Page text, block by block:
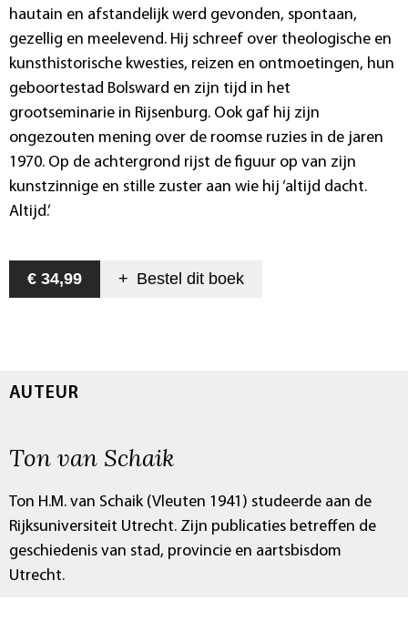
hautain en afstandelijk werd gevonden, spontaan,
gezellig en meelevend. Hij schreef over theologische en
kunsthistorische kwesties, reizen en ontmoetingen, hun
geboortestad Bolsward en zijn tijd in het
grootseminarie in Rijsenburg. Ook gaf hij zijn
ongezouten mening over de roomse ruzies in de jaren
1970. Op de achtergrond rijst de figuur op van zijn
kunstzinnige en stille zuster aan wie hij ‘altijd dacht.
Altijd.’
€ 34,99 + Bestel dit boek
AUTEUR
Ton van Schaik
Ton H.M. van Schaik (Vleuten 1941) studeerde aan de
Rijksuniversiteit Utrecht. Zijn publicaties betreffen de
geschiedenis van stad, provincie en aartsbisdom
Utrecht.